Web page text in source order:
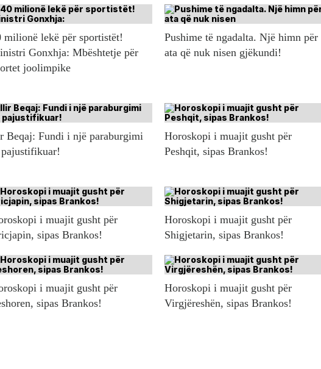
milionë lekë për sportistët!
Gonxhja: Mbështetje për
joolimpike
Pushime të ngadalta. Një himn për
ata që nuk nisen gjëkundi!
Beqaj: Fundi i një paraburgimi
Horoskopi i muajit gusht për
Peshqit, sipas Brankos!
i muajit gusht për
sipas Brankos!
Horoskopi i muajit gusht për
Shigjetarin, sipas Brankos!
i muajit gusht për
sipas Brankos!
Horoskopi i muajit gusht për
Virgjëreshën, sipas Brankos!